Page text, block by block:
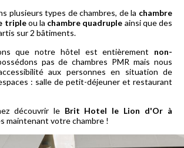
plusieurs types de chambres, de la chambre
tripleou la chambre quadruple ainsi que des
sur 2 bâtiments.
que notre hôtel est entièrement non-
pas de chambres PMR mais nous
aux personnes en situation de
: salle de petit-déjeuner et restaurant
découvrir le Brit Hotel le Lion d'Or à
maintenant votre chambre !